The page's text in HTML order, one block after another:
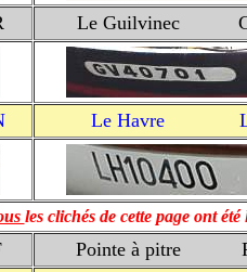
Le Guilvinec
Le Havre
les clichés de cette page ont
Pointe à pitre